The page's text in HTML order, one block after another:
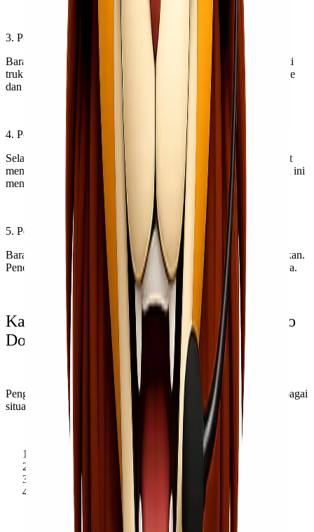
3. Pengangkutan
Barang akan diangkut melalui berbagai moda transportasi, seperti
truk, pesawat terbang, kapal, atau kereta api, tergantung pada rute
dan jarak pengiriman.
4. Pemantauan dan Pelacakan
Selama pengiriman, pelanggan dan perusahaan pengiriman dapat
memantau status pengiriman melalui sistem pelacakan. Informasi ini
mencakup lokasi aktual dan perkiraan waktu pengiriman.
5. Pengantaran
Barang akan diantarkan langsung ke alamat tujuan yang ditentukan.
Penerima barang akan menerima kiriman di alamat tujuan mereka.
Kapan Harus Memilih Pengiriman Door to
Door?
Pengiriman Door to Door adalah pilihan yang cocok dalam berbagai
situasi, terutama:
Pengiriman barang pribadi
Pengiriman e-commerce
Pengiriman barang bernilai tinggi